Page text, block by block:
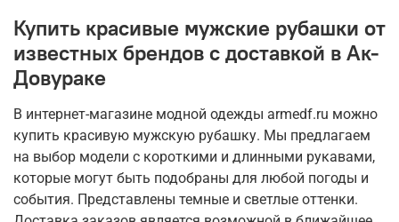
Купить красивые мужские рубашки от
известных брендов с доставкой в Ак-
Довураке
В интернет-магазине модной одежды armedf.ru можно
купить красивую мужскую рубашку. Мы предлагаем
на выбор модели с короткими и длинными рукавами,
которые могут быть подобраны для любой погоды и
события. Представлены темные и светлые оттенки.